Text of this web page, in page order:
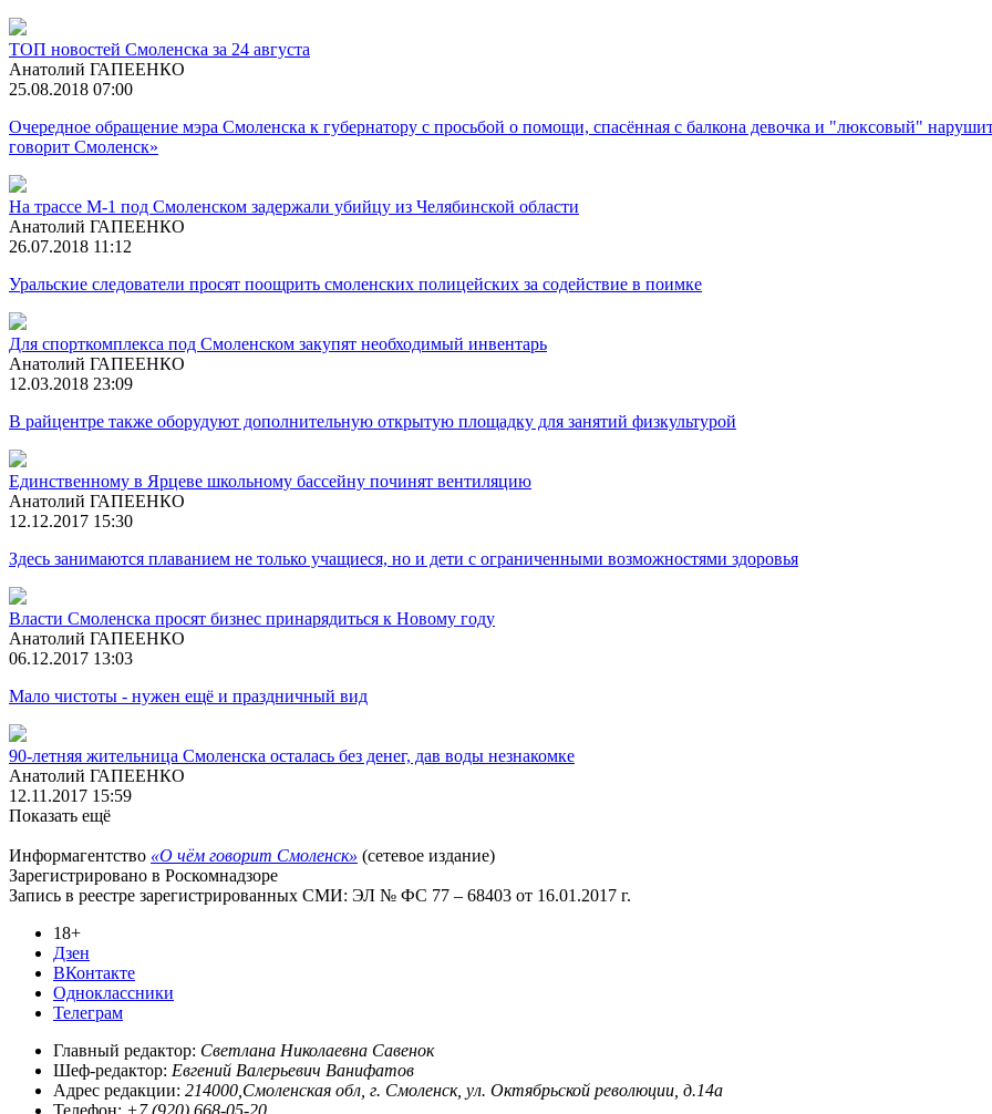
ТОП новостей Смоленска за 24 августа
Анатолий ГАПЕЕНКО
25.08.2018 07:00
Очередное обращение мэра Смоленска к губернатору с просьбой о помощи, спасённая с балкона девочка и "люксовый"
говорит Смоленск»
На трассе М-1 под Смоленском задержали убийцу из Челябинской области
Анатолий ГАПЕЕНКО
26.07.2018 11:12
Уральские следователи просят поощрить смоленских полицейских за содействие в поимке
Для спорткомплекса под Смоленском закупят необходимый инвентарь
Анатолий ГАПЕЕНКО
12.03.2018 23:09
В райцентре также оборудуют дополнительную открытую площадку для занятий физкультурой
Единственному в Ярцеве школьному бассейну починят вентиляцию
Анатолий ГАПЕЕНКО
12.12.2017 15:30
Здесь занимаются плаванием не только учащиеся, но и дети с ограниченными возможностями здоровья
Власти Смоленска просят бизнес принарядиться к Новому году
Анатолий ГАПЕЕНКО
06.12.2017 13:03
Мало чистоты - нужен ещё и праздничный вид
90-летняя жительница Смоленска осталась без денег, дав воды незнакомке
Анатолий ГАПЕЕНКО
12.11.2017 15:59
Показать ещё
Информагентство «О чём говорит Смоленск» (сетевое издание)
Зарегистрировано в Роскомнадзоре
Запись в реестре зарегистрированных СМИ: ЭЛ № ФС 77 – 68403 от 16.01.2017 г.
18+
Дзен
ВКонтакте
Одноклассники
Телеграм
Главный редактор: Светлана Николаевна Савенок
Шеф-редактор: Евгений Валерьевич Ванифатов
Адрес редакции: 214000,Смоленская обл, г. Смоленск, ул. Октябрьской революции, д.14а
Телефон: +7 (920) 668-05-20